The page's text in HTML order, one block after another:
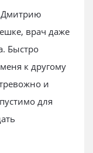
Дмитрию
врач даже
Быстро
к другому
и
для